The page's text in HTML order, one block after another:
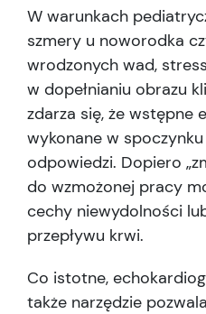
W warunkach
szmery u noworodka
wrodzonych wad,
w dopełnianiu obrazu
zdarza się, że wstępne
wykonane w
odpowiedzi. Dopiero
do wzmożonej pracy
cechy niewydolności
przepływu krwi.
Co istotne,
także narzędzie